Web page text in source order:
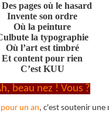
Des pages où le hasard
Invente son ordre
Où la peinture
la typographie
Où l’art est timbré
Et content pour rien
C’est KUU
beau nez ! Vous ?
un an, c'est soutenir une